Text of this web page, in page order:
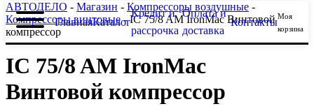
ГлавнаяКаталог
Кредит и
рассрочка
Оплата и
доставка
КонтактыМоя
корзина
АВТОДЕЛО - Магазин - Компрессоры воздушные -
Компрессоры винтовые- IC 75/8 AM IronMac Винтовой
компрессор
IC 75/8 AM IronMac
Винтовой компрессор